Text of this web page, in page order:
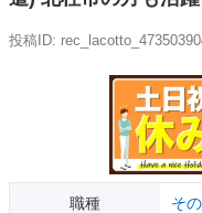
投稿ID:
職種 そ